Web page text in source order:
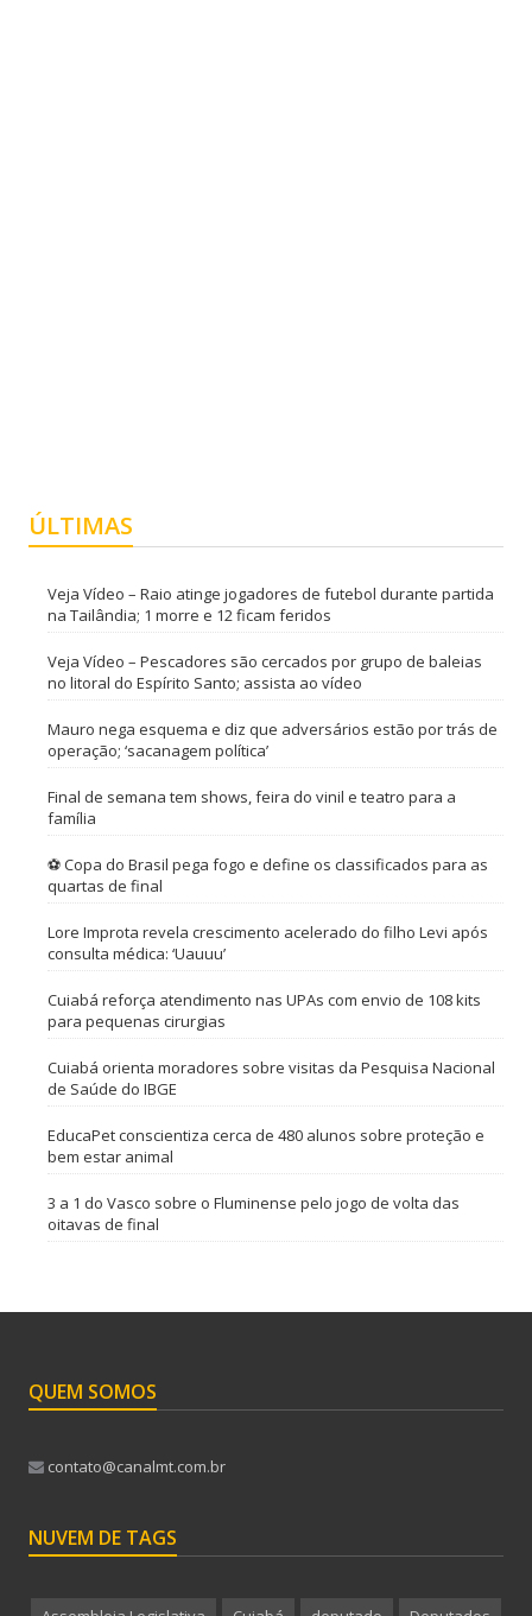
ÚLTIMAS
Veja Vídeo – Raio atinge jogadores de futebol durante partida
na Tailândia; 1 morre e 12 ficam feridos
Veja Vídeo – Pescadores são cercados por grupo de baleias
no litoral do Espírito Santo; assista ao vídeo
Mauro nega esquema e diz que adversários estão por trás de
operação; ‘sacanagem política’
Final de semana tem shows, feira do vinil e teatro para a
família
⚽ Copa do Brasil pega fogo e define os classificados para as
quartas de final
Lore Improta revela crescimento acelerado do filho Levi após
consulta médica: ‘Uauuu’
Cuiabá reforça atendimento nas UPAs com envio de 108 kits
para pequenas cirurgias
Cuiabá orienta moradores sobre visitas da Pesquisa Nacional
de Saúde do IBGE
EducaPet conscientiza cerca de 480 alunos sobre proteção e
bem estar animal
3 a 1 do Vasco sobre o Fluminense pelo jogo de volta das
oitavas de final
QUEM SOMOS
contato@canalmt.com.br
NUVEM DE TAGS